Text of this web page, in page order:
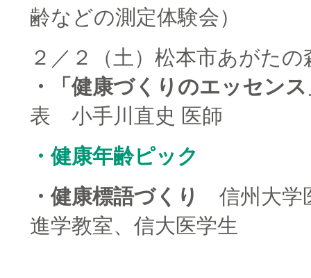
齢などの測定体験会）
２／２（土）松本市あがたの
・「健康づくりのエッセン
表 小手川直史 医師
・健康年齢ピック
・健康標語づくり
信州大学
進学教室、信大医学生